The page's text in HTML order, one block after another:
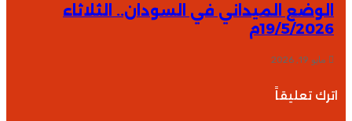
الوضع الميداني في السودان.. الثلاثاء
19/5/2026م
مايو 19, 2026
اترك تعليقاً